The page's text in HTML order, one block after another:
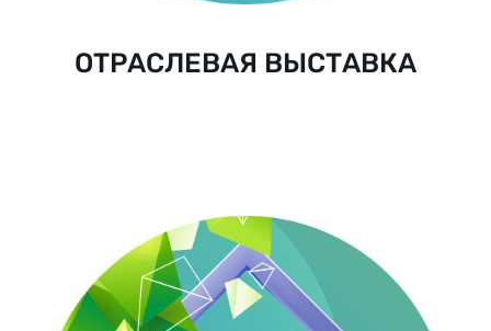
ОТРАСЛЕВАЯ ВЫСТАВКА